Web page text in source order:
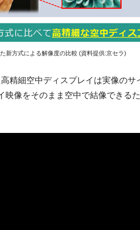
新方式による解像度の比較 (資料提供:京セラ)
精細空中ディスプレイは実像のサ
映像をそのまま空中で結像できる